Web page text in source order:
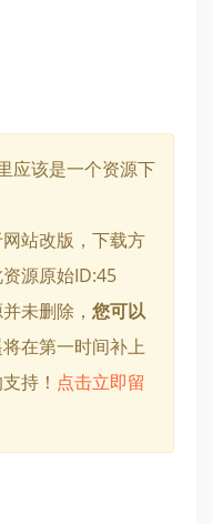
应该是一个资源下
站改版，下载方
源原始ID:45
未删除， 您可以
将在第一时间补上
持！ 点击立即留